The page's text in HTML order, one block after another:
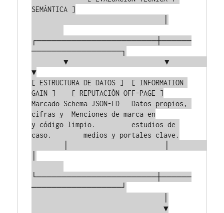
SEMÁNTICA ]
┌────────────────────────┼──────
──────────────────┐
        ▼                        ▼
▼
[ ESTRUCTURA DE DATOS ]  [ INFORMATION
GAIN ]    [ REPUTACIÓN OFF-PAGE ]
Marcado Schema JSON-LD   Datos propios,
cifras y  Menciones de marca en
y código limpio.         estudios de
caso.        medios y portales clave.
└────────────────────────┼──────
──────────────────┘
                                 ▼